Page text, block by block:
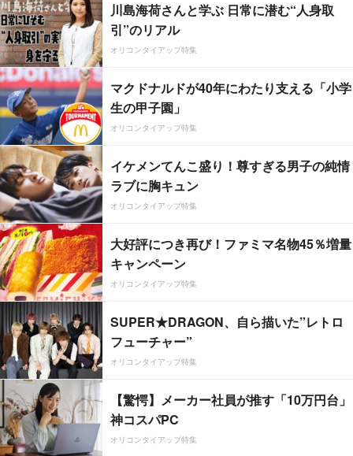
川島海荷さんと学ぶ 日常に潜む“人身取
引”のリアル
オリコンタイアップ特集
マクドナルドが40年にわたり支える「小学
生の甲子園」
オリコンタイアップ特集
イケメンてんこ盛り！尊すぎる男子の純情
ラブに胸キュン
オリコンタイアップ特集
大好評につき再び！ファミマ名物45％増量
キャンペーン
オリコンタイアップ特集
SUPER★DRAGON、自ら描いた”レトロ
フューチャー”
オリコンタイアップ特集
【驚愕】メーカー社員が推す「10万円台」
神コスパPC
オリコンタイアップ特集